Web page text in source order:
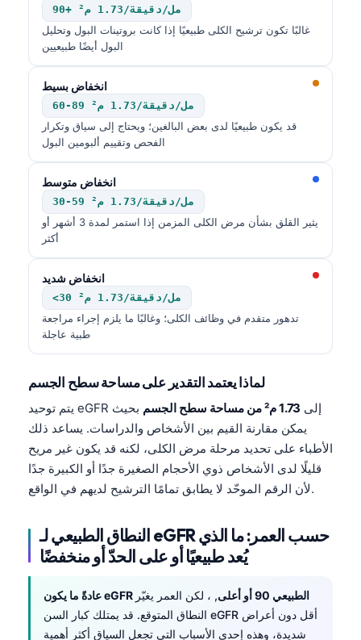
90+ مل/دقيقة/1.73 م²
غالبًا تكون ترشيح الكلى طبيعيًا إذا كانت بروتينات البول وتحليل
البول أيضًا طبيعيين
انخفاض بسيط
60-89 مل/دقيقة/1.73 م²
قد يكون طبيعيًا لدى بعض البالغين؛ ويحتاج إلى سياق وتكرار
الفحص وتقييم ألبومين البول
انخفاض متوسط
30-59 مل/دقيقة/1.73 م²
يثير القلق بشأن مرض الكلى المزمن إذا استمر لمدة 3 أشهر أو
أكثر
انخفاض شديد
<30 مل/دقيقة/1.73 م²
تدهور متقدم في وظائف الكلى؛ وغالبًا ما يلزم إجراء مراجعة
طبية عاجلة
لماذا يعتمد التقدير على مساحة سطح الجسم
يتم توحيد eGFR إلى 1.73 م² من مساحة سطح الجسم
بحيث
يمكن مقارنة القيم بين الأشخاص والدراسات. يساعد ذلك
الأطباء على تحديد مرحلة مرض الكلى، لكنه قد يكون غير مريح
قليلًا لدى الأشخاص ذوي الأحجام الصغيرة جدًا أو الكبيرة جدًا
لأن الرقم الموحّد لا يطابق تمامًا الترشيح لديهم في الواقع.
النطاق الطبيعي لـ eGFR حسب العمر: ما الذي
يُعد طبيعيًا أو على الحدّ أو منخفضًا
عادةً ما يكون eGFR الطبيعي 90 أو أعلى
, ، لكن العمر يغيّر
النطاق المتوقع. قد يمتلك كبار السن eGFR أقل دون أعراض
شديدة، وهذه إحدى الأسباب التي تجعل السياق أكثر أهمية